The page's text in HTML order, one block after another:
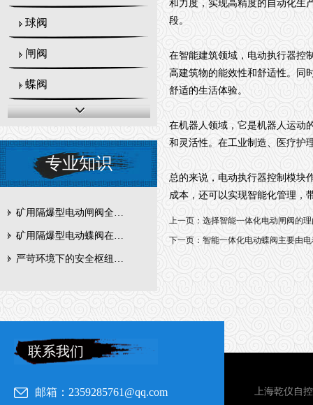
球阀
闸阀
蝶阀
专业知识
矿用隔爆型电动闸阀全周期维护与故障排查要点
矿用隔爆型电动蝶阀在瓦斯管道控制中的防爆设计与安全标准解析
严苛环境下的安全枢纽：矿用隔爆型电动闸阀的技术剖析
和力度，实现高精度的自动化生
段。
在智能建筑领域，电动执行器控
高建筑物的能效性和舒适性。同
舒适的生活体验。
在机器人领域，它是机器人运动
和灵活性。在工业制造、医疗护
总的来说，电动执行器控制模块
成本，还可以实现智能化管理，
上一页： 选择智能一体化电动闸阀的
下一页： 智能一体化电动蝶阀主要由
联系我们
邮箱：2359285761@qq.com
上海乾仪自